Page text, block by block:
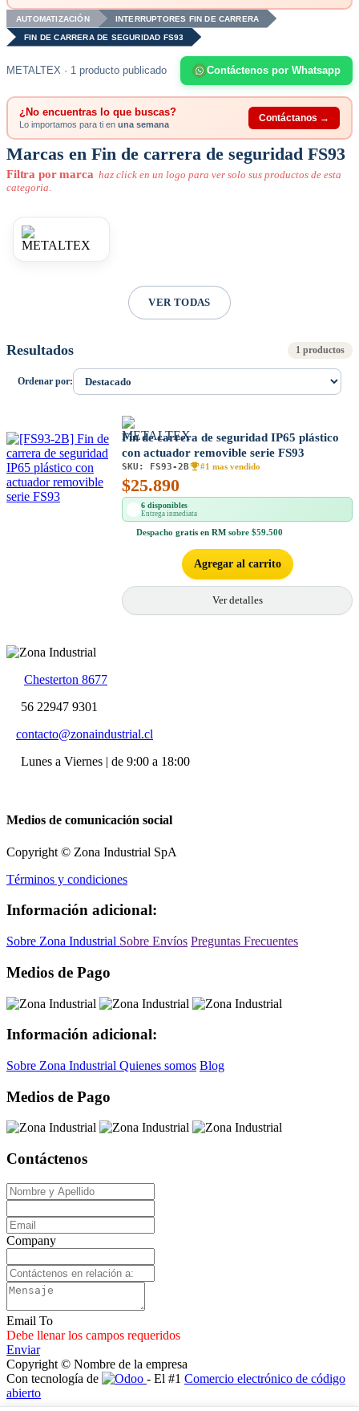
AUTOMATIZACIÓN INTERRUPTORES FIN DE CARRERA
FIN DE CARRERA DE SEGURIDAD FS93
METALTEX · 1 producto publicado Contáctenos por Whatsapp
¿No encuentras lo que buscas?
Lo importamos para ti en una semana
Contáctanos →
Marcas en Fin de carrera de seguridad FS93
Filtra por marca haz click en un logo para ver solo sus productos de esta
categoria.
VER TODAS
Resultados 1 productos
Ordenar por:
Fin de carrera de seguridad IP65 plástico
con actuador removible serie FS93
SKU: FS93-2B #1 mas vendido
$25.890
6 disponibles
Entrega inmediata
Despacho gratis en RM sobre $59.500
Agregar al carrito
Ver detalles
Chesterton 8677
56 22947 9301
contacto@zonaindustrial.cl
Lunes a Viernes | de 9:00 a 18:00
Medios de comunicación social
Copyright © Zona Industrial SpA
Términos y condiciones
Información adicional:
Sobre Zona Industrial Sobre Envíos Preguntas Frecuentes
Medios de Pago
Información adicional:
Sobre Zona Industrial Quienes somos Blog
Medios de Pago
Contáctenos
Company
Email To
Debe llenar los campos requeridos
Enviar
Copyright © Nombre de la empresa
Con tecnología de
- El #1 Comercio electrónico de código
abierto